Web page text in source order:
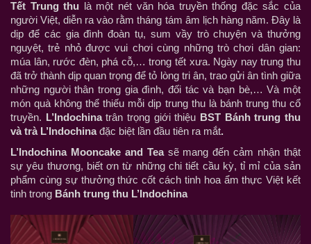
LOGO/NHÃN HIỆU
POSTER
BƯU THIẾP
BAO BÌ
CATALOGUE
PRINTAD
Tết Trung thu
là một nét văn hóa truyền thống đặc sắc của
người Việt, diễn ra vào rằm tháng tám âm lịch hàng năm. Đây là
dịp để các gia đình đoàn tụ, sum vầy trò chuyện và thưởng
nguyệt, trẻ nhỏ được vui chơi cùng những trò chơi dân gian:
múa lân, rước đèn, phá cỗ,… trong tết xưa. Ngày nay trung thu
đã trở thành dịp quan trọng để tỏ lòng tri ân, trao gửi ân tình giữa
những người thân trong gia đình, đối tác và bạn bè,… Và một
món quà không thể thiếu mỗi dịp trung thu là bánh trung thu cổ
truyền.
L’Indochinatrân trọng giới thiệu BST Bánh trung thu
và trà L’Indochinađặc biệt lần đầu tiên ra mắt.
L’Indochina Mooncake and Teasẽ mang đến cảm nhận thật
sự yêu thương, biết ơn từ những chi tiết cầu kỳ, tỉ mỉ của sản
phẩm cùng sự thưởng thức cốt cách tinh hoa ẩm thực Việt kết
tinh trong Bánh trung thu L’Indochina